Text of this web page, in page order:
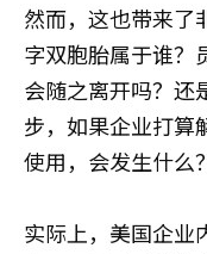
然而，这也带来了
字双胞胎属于谁？
会随之离开吗？还
步，如果企业打算
使用，会发生什么？
实际上，美国企业